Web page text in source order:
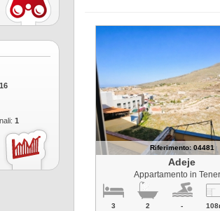
1
Riferimento: 04481
Adeje
Appartamento in
3 2 -